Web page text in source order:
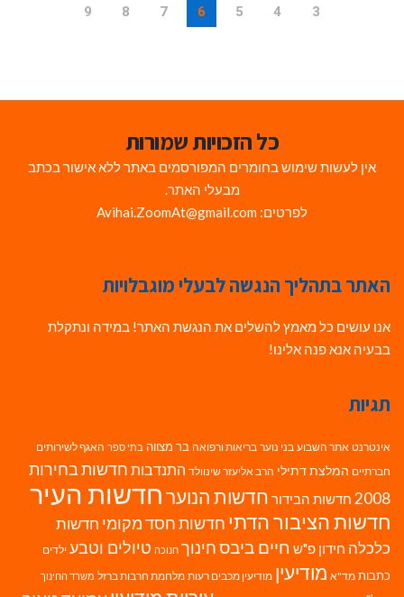
3
4
5
6
7
8
9
כל הזכויות שמורות
אין לעשות שימוש בחומרים המפורסמים באתר ללא אישור בכתב
מבעלי האתר.
לפרטים: Avihai.ZoomAt@gmail.com
האתר בתהליך הנגשה לבעלי מוגבלויות
אנו עושים כל מאמץ להשלים את הנגשת האתר! במידה ונתקלת
בבעיה אנא פנה אלינו!
תגיות
אינטרנט אתר השבוע בני נוער בריאות ורפואה בר מצווה בתי ספר האגף לשירותים
חברתיים המלצת דתילי הרב אליעזר שינוולד התנדבות חדשות בחירות
2008 חדשות הבידור חדשות הנוערחדשות העיר
חדשות הציבור הדתי חדשות חסד מקומי חדשות
כלכלה חידון פ"ש חיים ביבסחינוך חנוכה טיולים וטבע ילדים
כתבות מד"א מודיעין מודיעין מכבים רעות מלחמת חרבות ברזל משרד החינוך